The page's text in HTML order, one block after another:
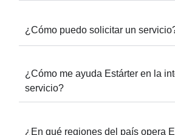
¿Cómo puedo solicitar un
¿Cómo me ayuda Estárter en la
servicio?
¿En qué regiones del país opera